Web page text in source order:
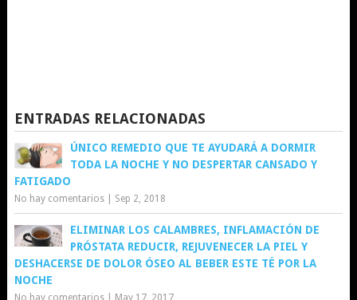
ENTRADAS RELACIONADAS
ÚNICO REMEDIO QUE TE AYUDARÁ A DORMIR
TODA LA NOCHE Y NO DESPERTAR CANSADO Y
FATIGADO
No hay comentarios| Sep 2, 2018
ELIMINAR LOS CALAMBRES, INFLAMACIÓN DE
PRÓSTATA REDUCIR, REJUVENECER LA PIEL Y
DESHACERSE DE DOLOR ÓSEO AL BEBER ESTE TÉ POR LA
NOCHE